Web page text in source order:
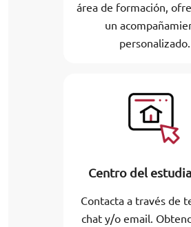
área de formación,
un
personalizado.
Centro del
Contacta a través de
chat y/o email.